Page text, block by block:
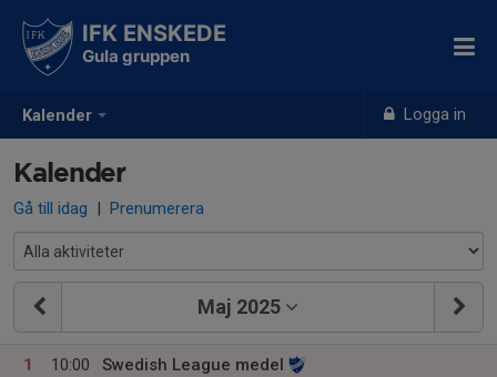
Kalender Logga in
IFK ENSKEDE
Gula gruppen
Kalender
Gå till idag | Prenumerera
Maj 2025
1
10:00
Swedish League medel